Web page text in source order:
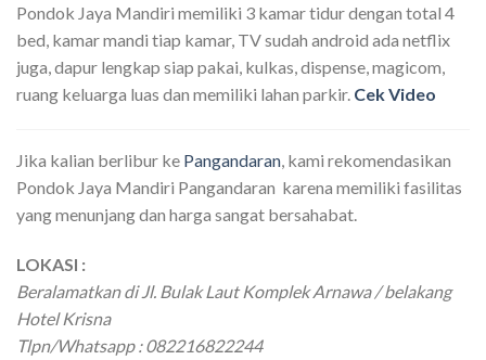
Pondok Jaya Mandiri memiliki 3 kamar tidur dengan total 4
bed, kamar mandi tiap kamar, TV sudah android ada netflix
juga, dapur lengkap siap pakai, kulkas, dispense, magicom,
ruang keluarga luas dan memiliki lahan parkir. Cek Video
Jika kalian berlibur ke Pangandaran, kami rekomendasikan
Pondok Jaya Mandiri Pangandaran karena memiliki fasilitas
yang menunjang dan harga sangat bersahabat.
LOKASI :
Beralamatkan di Jl. Bulak Laut Komplek Arnawa / belakang
Hotel Krisna
Tlpn/Whatsapp : 082216822244